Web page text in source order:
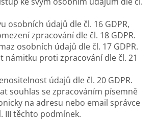
osobních údajů dle čl. 16 GDPR,
zpracování dle čl. 18 GDPR.
osobních údajů dle čl. 17 GDPR.
námitku proti zpracování dle čl. 21
údajů dle čl. 20 GDPR.
souhlas se zpracováním písemně
na adresu nebo email správce
III těchto podmínek.